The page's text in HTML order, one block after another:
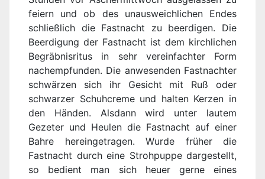
feiern und ob des unausweichlichen Endes
schließlich die Fastnacht zu beerdigen. Die
Beerdigung der Fastnacht ist dem kirchlichen
Begräbnisritus in sehr vereinfachter Form
nachempfunden. Die anwesenden Fastnachter
schwärzen sich ihr Gesicht mit Ruß oder
schwarzer Schuhcreme und halten Kerzen in
den Händen. Alsdann wird unter lautem
Gezeter und Heulen die Fastnacht auf einer
Bahre hereingetragen. Wurde früher die
Fastnacht durch eine Strohpuppe dargestellt,
so bedient man sich heuer gerne eines